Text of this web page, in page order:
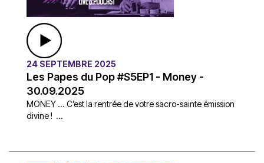
24 SEPTEMBRE 2025
Les Papes du Pop #S5EP1 - Money -
30.09.2025
MONEY ... C’est la rentrée de votre sacro-sainte émission
divine ! ...